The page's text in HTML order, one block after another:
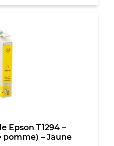
Epson T1294 –
pomme) – Jaune